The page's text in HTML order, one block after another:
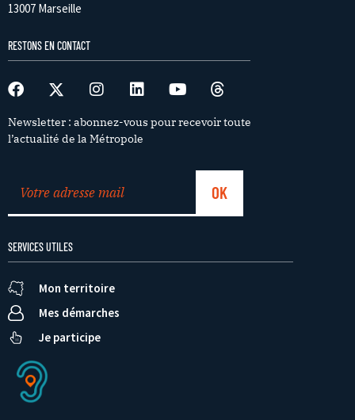
13007 Marseille
RESTONS EN CONTACT
Newsletter : abonnez-vous pour recevoir toute
l’actualité de la Métropole
SERVICES UTILES
Mon territoire
Mes démarches
Je participe